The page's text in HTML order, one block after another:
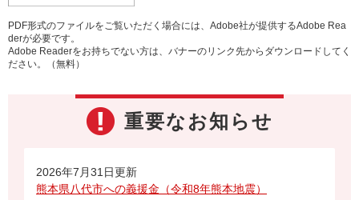
PDF形式のファイルをご覧いただく場合には、Adobe社が提供するAdobe Rea
derが必要です。
Adobe Readerをお持ちでない方は、バナーのリンク先からダウンロードしてく
ださい。（無料）
重要なお知らせ
2026年7月31日更新
熊本県八代市への義援金（令和8年熊本地震）